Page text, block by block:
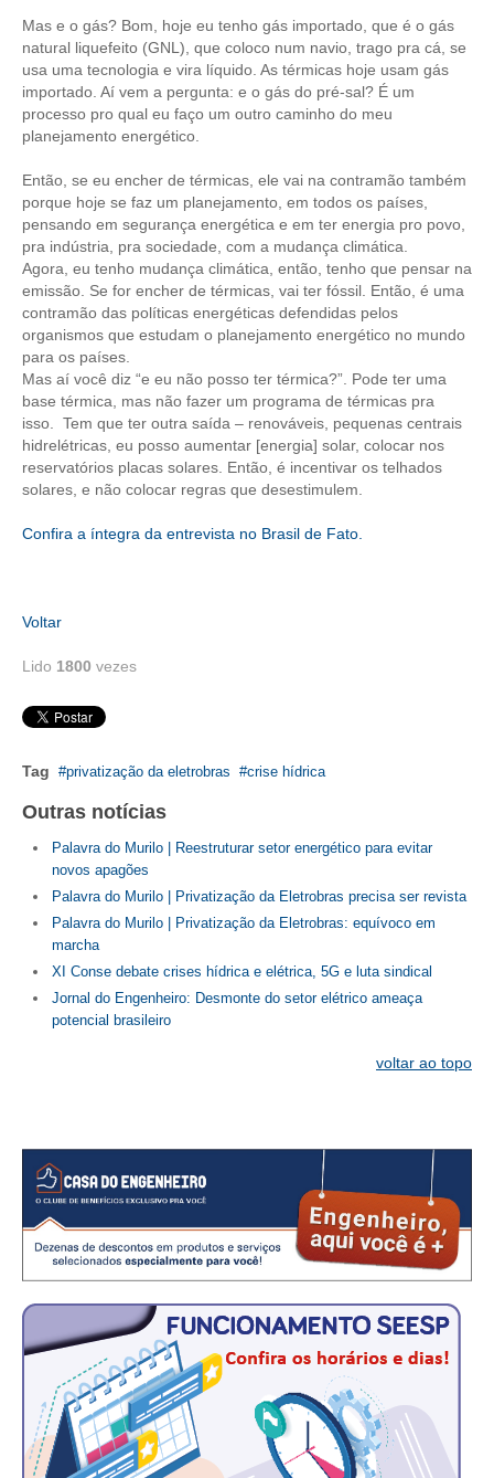
Mas e o gás? Bom, hoje eu tenho gás importado, que é o gás
natural liquefeito (GNL), que coloco num navio, trago pra cá, se
usa uma tecnologia e vira líquido. As térmicas hoje usam gás
importado. Aí vem a pergunta: e o gás do pré-sal? É um
processo pro qual eu faço um outro caminho do meu
planejamento energético.
Então, se eu encher de térmicas, ele vai na contramão também
porque hoje se faz um planejamento, em todos os países,
pensando em segurança energética e em ter energia pro povo,
pra indústria, pra sociedade, com a mudança climática.
Agora, eu tenho mudança climática, então, tenho que pensar na
emissão. Se for encher de térmicas, vai ter fóssil. Então, é uma
contramão das políticas energéticas defendidas pelos
organismos que estudam o planejamento energético no mundo
para os países.
Mas aí você diz “e eu não posso ter térmica?”. Pode ter uma
base térmica, mas não fazer um programa de térmicas pra
isso. Tem que ter outra saída – renováveis, pequenas centrais
hidrelétricas, eu posso aumentar [energia] solar, colocar nos
reservatórios placas solares. Então, é incentivar os telhados
solares, e não colocar regras que desestimulem.
Confira a íntegra da entrevista no Brasil de Fato.
Voltar
Lido 1800 vezes
Tag privatização da eletrobras crise hídrica
Outras notícias
Palavra do Murilo | Reestruturar setor energético para evitar
novos apagões
Palavra do Murilo | Privatização da Eletrobras precisa ser revista
Palavra do Murilo | Privatização da Eletrobras: equívoco em
marcha
XI Conse debate crises hídrica e elétrica, 5G e luta sindical
Jornal do Engenheiro: Desmonte do setor elétrico ameaça
potencial brasileiro
voltar ao topo